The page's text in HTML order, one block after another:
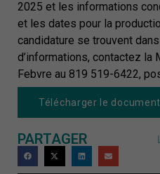
2025 et les informations
et les dates pour la
candidature se trouvent
d’informations, contactez la
Febvre au 819 519-6422,
Télécharger le document
PARTAGER